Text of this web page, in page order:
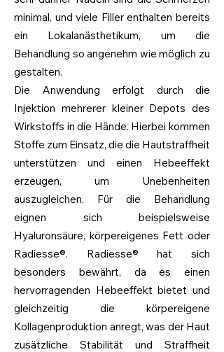
minimal, und viele Filler enthalten bereits
ein Lokalanästhetikum, um die
Behandlung so angenehm wie möglich zu
gestalten.
Die Anwendung erfolgt durch die
Injektion mehrerer kleiner Depots des
Wirkstoffs in die Hände. Hierbei kommen
Stoffe zum Einsatz, die die Hautstraffheit
unterstützen und einen Hebeeffekt
erzeugen, um Unebenheiten
auszugleichen. Für die Behandlung
eignen sich beispielsweise
Hyaluronsäure, körpereigenes Fett oder
Radiesse®. Radiesse® hat sich
besonders bewährt, da es einen
hervorragenden Hebeeffekt bietet und
gleichzeitig die körpereigene
Kollagenproduktion anregt, was der Haut
zusätzliche Stabilität und Straffheit